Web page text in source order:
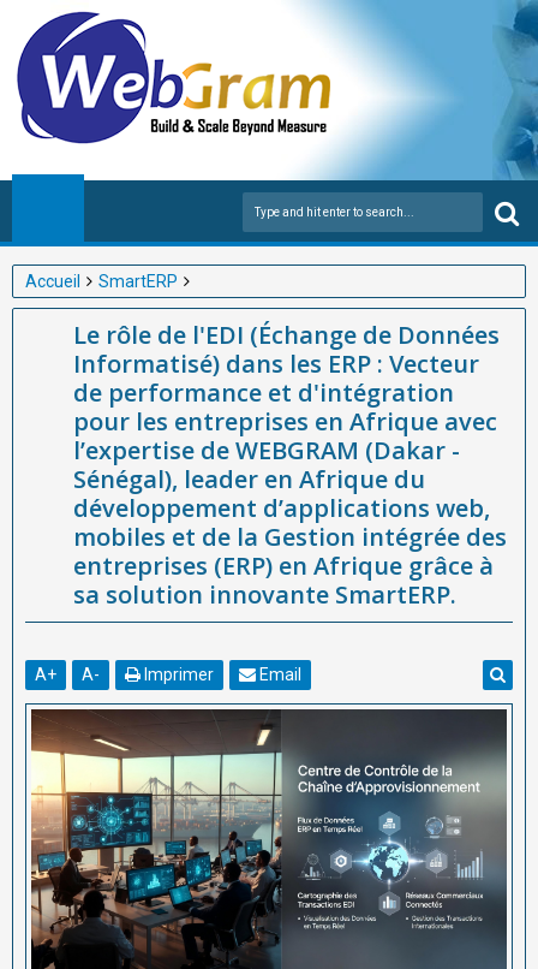
Accueil
SmartERP
Le rôle de l'EDI (Échange de Données Informatisé) dans les ERP :
Vecteur de performance et d'intégration pour les entreprises en
Afrique avec l’expertise de WEBGRAM (Dakar - Sénégal), leader
en Afrique du développement d’applications web, mobiles et de
la Gestion intégrée des entreprises (ERP) en Afrique grâce à sa
solution innovante SmartERP.
Le rôle de l'EDI (Échange de Données
Informatisé) dans les ERP : Vecteur
de performance et d'intégration
pour les entreprises en Afrique avec
l’expertise de WEBGRAM (Dakar -
Sénégal), leader en Afrique du
développement d’applications web,
mobiles et de la Gestion intégrée des
entreprises (ERP) en Afrique grâce à
sa solution innovante SmartERP.
A+ A- Imprimer Email